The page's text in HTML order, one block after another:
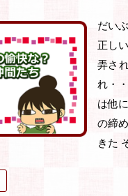
だい
正し
弄さ
れ・
は他
の締
きた